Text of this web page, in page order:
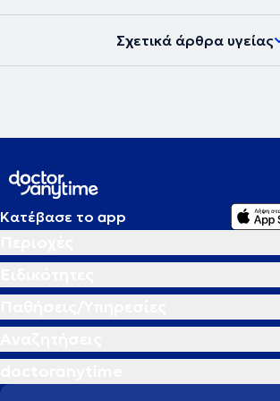
Σχετικά άρθρα υγείας
Κατέβασε το app